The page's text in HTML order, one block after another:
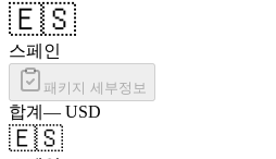
🇪🇸
스페인
패키지 세부정보
합계 — USD
🇪🇸